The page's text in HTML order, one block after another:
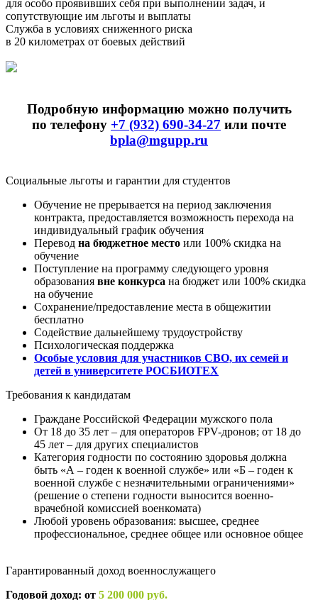
для особо проявивших себя при выполнении задач, и
сопутствующие им льготы и выплаты
Служба в условиях сниженного риска
в 20 километрах от боевых действий
Подробную информацию можно получить
по телефону +7 (932) 690-34-27 или почте
bpla@mgupp.ru
Социальные льготы и гарантии для студентов
Обучение не прерывается на период заключения
контракта, предоставляется возможность перехода на
индивидуальный график обучения
Перевод на бюджетное место или 100% скидка на
обучение
Поступление на программу следующего уровня
образования вне конкурса на бюджет или 100% скидка
на обучение
Сохранение/предоставление места в общежитии
бесплатно
Содействие дальнейшему трудоустройству
Психологическая поддержка
Особые условия для участников СВО, их семей и
детей в университете РОСБИОТЕХ
Требования к кандидатам
Граждане Российской Федерации мужского пола
От 18 до 35 лет – для операторов FPV-дронов; от 18 до
45 лет – для других специалистов
Категория годности по состоянию здоровья должна
быть «А – годен к военной службе» или «Б – годен к
военной службе с незначительными ограничениями»
(решение о степени годности выносится военно-
врачебной комиссией военкомата)
Любой уровень образования: высшее, среднее
профессиональное, среднее общее или основное общее
Гарантированный доход военнослужащего
Годовой доход: от 5 200 000 руб.